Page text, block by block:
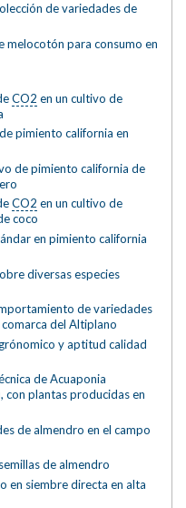
de variedades de
melocotón para consumo en
CO2 en un cultivo de
pimiento california en
de pimiento california de
CO2 en un cultivo de
coco
en pimiento california
diversas especies
de variedades
del Altiplano
y aptitud calidad
de Acuaponia
con plantas producidas en
de almendro en el campo
de almendro
en siembre directa en alta